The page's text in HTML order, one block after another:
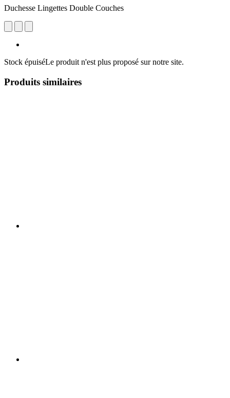
Duchesse Lingettes Double Couches
Stock épuiséLe produit n'est plus proposé sur notre site.
Produits similaires